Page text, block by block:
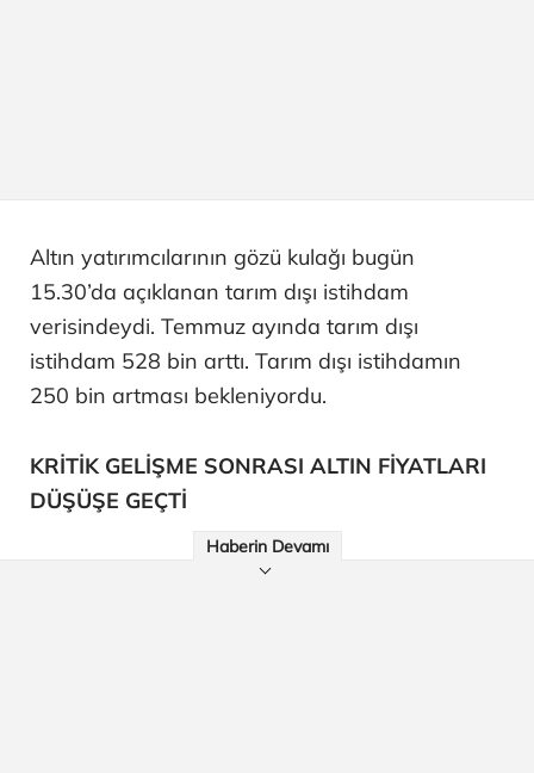
Altın yatırımcılarının gözü kulağı bugün
15.30’da açıklanan tarım dışı istihdam
verisindeydi. Temmuz ayında tarım dışı
istihdam 528 bin arttı. Tarım dışı istihdamın
250 bin artması bekleniyordu.
KRİTİK GELİŞME SONRASI ALTIN FİYATLARI
DÜŞÜŞE GEÇTİ
Haberin Devamı